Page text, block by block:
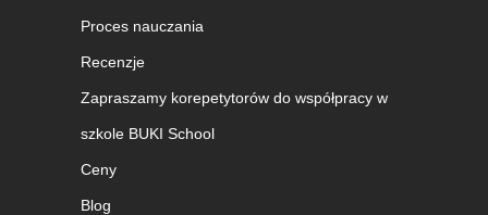
Proces nauczania
Recenzje
Zapraszamy korepetytorów do współpracy w
szkole BUKI School
Ceny
Blog